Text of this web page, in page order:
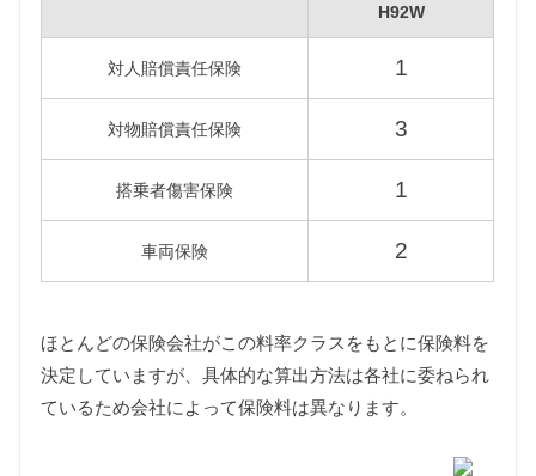
H92W 7,200円 12,900円
重量税
また新車登録後13年以上が経過している2代目オッテ
が、維持費は標準税額をもとに算出しています。
型式 標準税額 13年経過
H92W 3,300円 4,100円
H92W
対人賠償責任保険 1
対物賠償責任保険 3
搭乗者傷害保険 1
車両保険 2
ほとんどの保険会社がこの料率クラスをもとに保険料を
決定していますが、具体的な算出方法は各社に委ねられ
ているため会社によって保険料は異なります。